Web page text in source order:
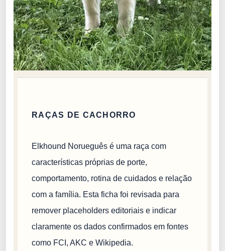
RAÇAS DE CACHORRO
Elkhound Norueguês é uma raça com
características próprias de porte,
comportamento, rotina de cuidados e relação
com a família. Esta ficha foi revisada para
remover placeholders editoriais e indicar
claramente os dados confirmados em fontes
como FCI, AKC e Wikipedia.